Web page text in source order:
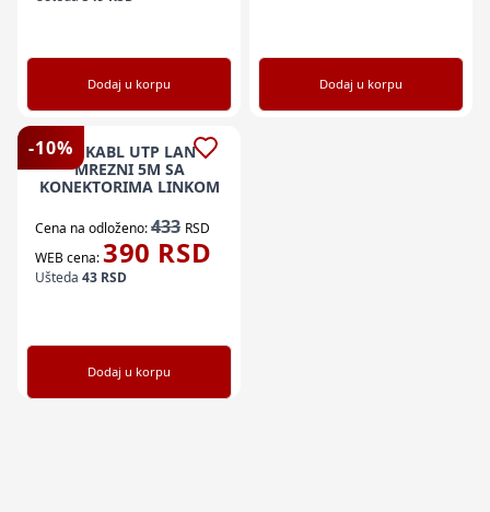
Dodaj u korpu Dodaj u korpu
-10%M. KABL UTP LAN
MREZNI 5M SA
KONEKTORIMA LINKOM
Cena na odloženo:433 RSD
WEB cena:390 RSD
Ušteda 43 RSD
Dodaj u korpu